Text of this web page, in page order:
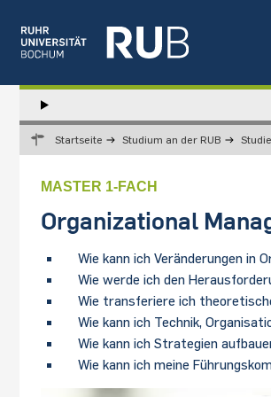
STUDIUM
FORSCHUNG
ÜBER UNS
EINRICHTUNGEN
Left
study
menu
Startseite Studium an der RUB
MASTER 1-FACH
Organizational
Wie kann ich Veränderungen in
Wie werde ich den
Wie transferiere ich
Wie kann ich Technik,
Wie kann ich Strategien
Wie kann ich meine